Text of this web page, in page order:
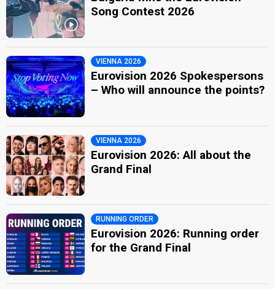
Song Contest 2026
VIENNA 2026
Eurovision 2026 Spokespersons
– Who will announce the points?
VIENNA 2026
Eurovision 2026: All about the
Grand Final
RUNNING ORDER
Eurovision 2026: Running order
for the Grand Final